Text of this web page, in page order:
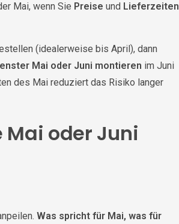
Mai, wenn Sie Preise und Lieferzeiten
(idealerweise bis April), dann
Mai oder Juni montieren im Juni
des Mai reduziert das Risiko langer
oder Juni
Was spricht für Mai, was für